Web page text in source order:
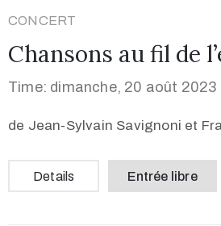
CONCERT
Chansons au fil de
Time: dimanche, 20 août 2023
de Jean-Sylvain Savignoni et
Details Entrée libre